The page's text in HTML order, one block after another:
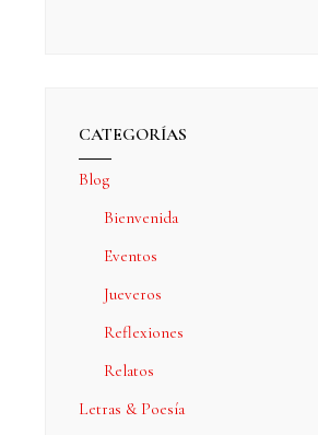
CATEGORÍAS
Blog
Bienvenida
Eventos
Jueveros
Reflexiones
Relatos
Letras & Poesía